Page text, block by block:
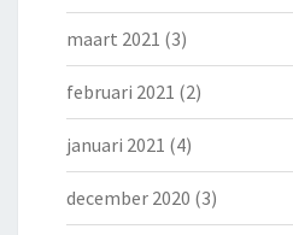
maart 2021 (3)
februari 2021 (2)
januari 2021 (4)
december 2020 (3)